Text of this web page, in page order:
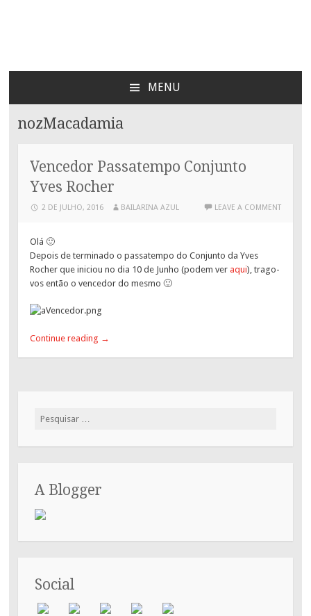
Bailarina Azul
MENU
CONTENT
nozMacadamia
Vencedor Passatempo Conjunto
Yves Rocher
2 DE JULHO, 2016 BAILARINA AZUL LEAVE A COMMENT
Olá 🙂
Depois de terminado o passatempo do Conjunto da Yves
Rocher que iniciou no dia 10 de Junho (podem veraqui), trago-
vos então o vencedor do mesmo 🙂
Continue reading →
Pesquisar
A Blogger
Social